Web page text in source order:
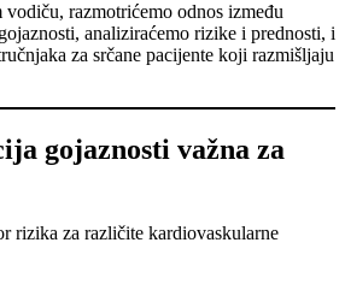
razmotrićemo odnos između
analiziraćemo rizike i prednosti, i
za srčane pacijente koji razmišljaju
gojaznosti važna za
rizika za različite kardiovaskularne